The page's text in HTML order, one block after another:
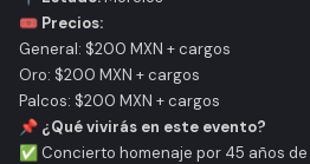
🎟 Precios:
General: $200 MXN + cargos
Oro: $200 MXN + cargos
Palcos: $200 MXN + cargos
📌 ¿Qué vivirás en este evento?
✅ Concierto homenaje por 45 años